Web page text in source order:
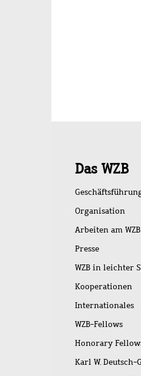
Das WZB
Organisation
Arbeiten am WZB
Presse
WZB in leichter
Kooperationen
Internationales
WZB-Fellows
Honorary
Karl W. Deutsch-